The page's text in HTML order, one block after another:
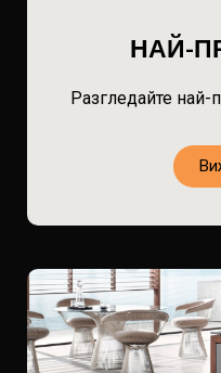
НАЙ-
Разгледайте най-